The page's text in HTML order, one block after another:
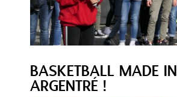
BASKETBALL MADE IN
ARGENTRÉ !